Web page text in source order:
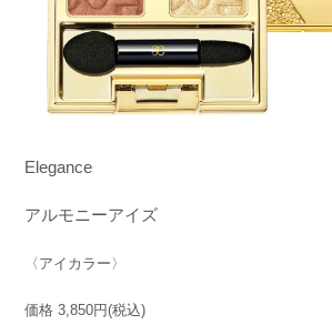
Elegance
アルモニーアイズ
〈アイカラー〉
価格 3,850円(税込)